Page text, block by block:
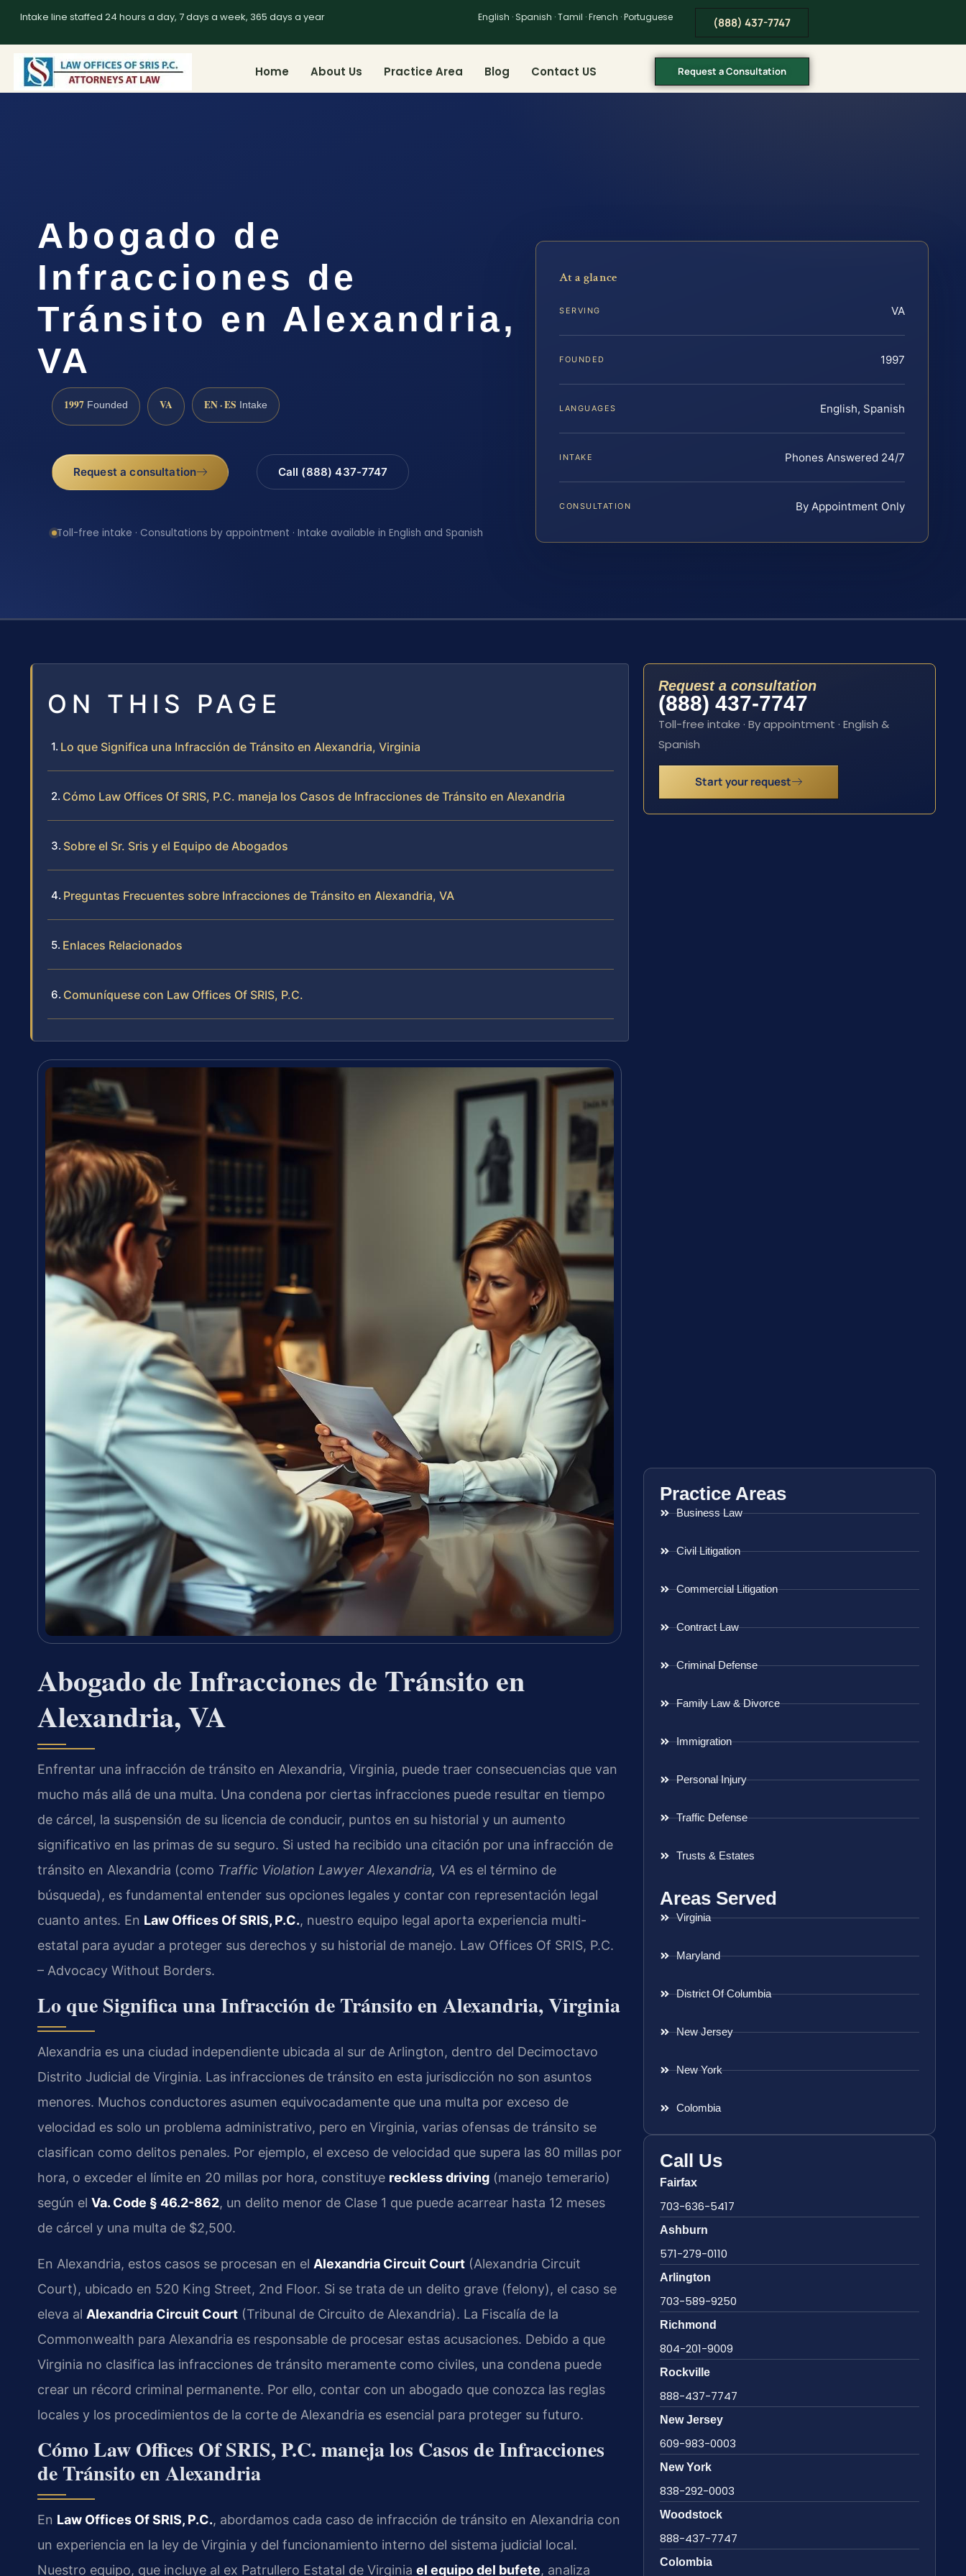
Intake line staffed 24 hours a day, 7 days a week, 365 days a year English · Spanish · Tamil · French · Portuguese (888) 437-7747
Home About Us Practice Area Blog Contact US Request a Consultation
Abogado de
Infracciones de
Tránsito en Alexandria,
VA
1997 Founded VA EN · ES Intake
Request a consultation Call (888) 437-7747
Toll-free intake · Consultations by appointment · Intake available in English and Spanish
At a glance
SERVING VA
FOUNDED 1997
LANGUAGES English, Spanish
INTAKE Phones Answered 24/7
CONSULTATION By Appointment Only
ON THIS PAGE
Lo que Significa una Infracción de Tránsito en Alexandria, Virginia
Cómo Law Offices Of SRIS, P.C. maneja los Casos de Infracciones de Tránsito en Alexandria
Sobre el Sr. Sris y el Equipo de Abogados
Preguntas Frecuentes sobre Infracciones de Tránsito en Alexandria, VA
Enlaces Relacionados
Comuníquese con Law Offices Of SRIS, P.C.
Abogado de Infracciones de Tránsito en
Alexandria, VA
Enfrentar una infracción de tránsito en Alexandria, Virginia, puede traer consecuencias que van
mucho más allá de una multa. Una condena por ciertas infracciones puede resultar en tiempo
de cárcel, la suspensión de su licencia de conducir, puntos en su historial y un aumento
significativo en las primas de su seguro. Si usted ha recibido una citación por una infracción de
tránsito en Alexandria (como Traffic Violation Lawyer Alexandria, VA es el término de
búsqueda), es fundamental entender sus opciones legales y contar con representación legal
cuanto antes. En Law Offices Of SRIS, P.C., nuestro equipo legal aporta experiencia multi-
estatal para ayudar a proteger sus derechos y su historial de manejo. Law Offices Of SRIS, P.C.
– Advocacy Without Borders.
Lo que Significa una Infracción de Tránsito en Alexandria, Virginia
Alexandria es una ciudad independiente ubicada al sur de Arlington, dentro del Decimoctavo
Distrito Judicial de Virginia. Las infracciones de tránsito en esta jurisdicción no son asuntos
menores. Muchos conductores asumen equivocadamente que una multa por exceso de
velocidad es solo un problema administrativo, pero en Virginia, varias ofensas de tránsito se
clasifican como delitos penales. Por ejemplo, el exceso de velocidad que supera las 80 millas por
hora, o exceder el límite en 20 millas por hora, constituye reckless driving (manejo temerario)
según el Va. Code § 46.2-862, un delito menor de Clase 1 que puede acarrear hasta 12 meses
de cárcel y una multa de $2,500.
En Alexandria, estos casos se procesan en el Alexandria Circuit Court (Alexandria Circuit
Court), ubicado en 520 King Street, 2nd Floor. Si se trata de un delito grave (felony), el caso se
eleva al Alexandria Circuit Court (Tribunal de Circuito de Alexandria). La Fiscalía de la
Commonwealth para Alexandria es responsable de procesar estas acusaciones. Debido a que
Virginia no clasifica las infracciones de tránsito meramente como civiles, una condena puede
crear un récord criminal permanente. Por ello, contar con un abogado que conozca las reglas
locales y los procedimientos de la corte de Alexandria es esencial para proteger su futuro.
Cómo Law Offices Of SRIS, P.C. maneja los Casos de Infracciones
de Tránsito en Alexandria
En Law Offices Of SRIS, P.C., abordamos cada caso de infracción de tránsito en Alexandria con
un experiencia en la ley de Virginia y del funcionamiento interno del sistema judicial local.
Nuestro equipo, que incluye al ex Patrullero Estatal de Virginia el equipo del bufete, analiza
Request a consultation
(888) 437-7747
Toll-free intake · By appointment · English &
Spanish
Start your request
Practice Areas
Business Law
Civil Litigation
Commercial Litigation
Contract Law
Criminal Defense
Family Law & Divorce
Immigration
Personal Injury
Traffic Defense
Trusts & Estates
Areas Served
Virginia
Maryland
District Of Columbia
New Jersey
New York
Colombia
Call Us
Fairfax
703-636-5417
Ashburn
571-279-0110
Arlington
703-589-9250
Richmond
804-201-9009
Rockville
888-437-7747
New Jersey
609-983-0003
New York
838-292-0003
Woodstock
888-437-7747
Colombia